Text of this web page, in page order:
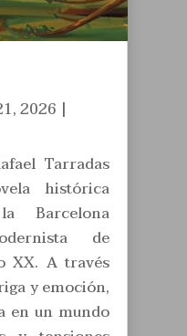
2026 |
Tarradas
histórica
Barcelona
de
XX. A través
y emoción,
en un mundo